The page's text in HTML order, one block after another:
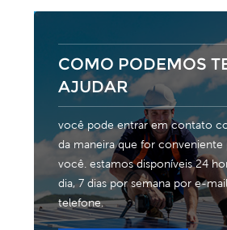
COMO PODEMOS
AJUDAR
você pode entrar em contato
da maneira que for conveniente
você. estamos disponíveis 24
dia, 7 dias por semana por e-
telefone.